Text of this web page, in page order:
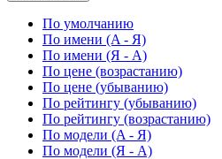
По умолчанию
По имени (A - Я)
По имени (Я - A)
По цене (возрастанию)
По цене (убыванию)
По рейтингу (убыванию)
По рейтингу (возрастанию)
По модели (A - Я)
По модели (Я - A)